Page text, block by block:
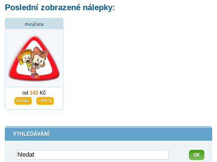
Poslední zobrazené nálepky:
dvojčata
od 142 Kč